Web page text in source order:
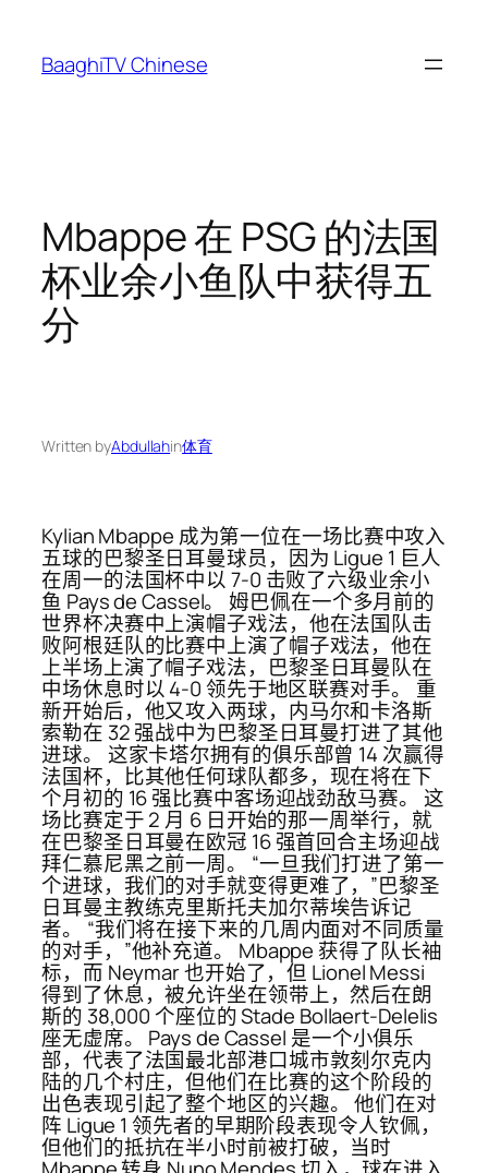
content
BaaghiTV Chinese
Mbappe 在 PSG 的法国
杯业余小鱼队中获得五
分
Written byAbdullahin体育
Kylian Mbappe 成为第一位在一场比赛中攻入
五球的巴黎圣日耳曼球员，因为 Ligue 1 巨人
在周一的法国杯中以 7-0 击败了六级业余小
鱼 Pays de Cassel。 姆巴佩在一个多月前的
世界杯决赛中上演帽子戏法，他在法国队击
败阿根廷队的比赛中上演了帽子戏法，他在
上半场上演了帽子戏法，巴黎圣日耳曼队在
中场休息时以 4-0 领先于地区联赛对手。 重
新开始后，他又攻入两球，内马尔和卡洛斯
索勒在 32 强战中为巴黎圣日耳曼打进了其他
进球。 这家卡塔尔拥有的俱乐部曾 14 次赢得
法国杯，比其他任何球队都多，现在将在下
个月初的 16 强比赛中客场迎战劲敌马赛。 这
场比赛定于 2 月 6 日开始的那一周举行，就
在巴黎圣日耳曼在欧冠 16 强首回合主场迎战
拜仁慕尼黑之前一周。 “一旦我们打进了第一
个进球，我们的对手就变得更难了，”巴黎圣
日耳曼主教练克里斯托夫加尔蒂埃告诉记
者。 “我们将在接下来的几周内面对不同质量
的对手，”他补充道。 Mbappe 获得了队长袖
标，而 Neymar 也开始了，但 Lionel Messi
得到了休息，被允许坐在领带上，然后在朗
斯的 38,000 个座位的 Stade Bollaert-Delelis
座无虚席。 Pays de Cassel 是一个小俱乐
部，代表了法国最北部港口城市敦刻尔克内
陆的几个村庄，但他们在比赛的这个阶段的
出色表现引起了整个地区的兴趣。 他们在对
阵 Ligue 1 领先者的早期阶段表现令人钦佩，
但他们的抵抗在半小时前被打破，当时